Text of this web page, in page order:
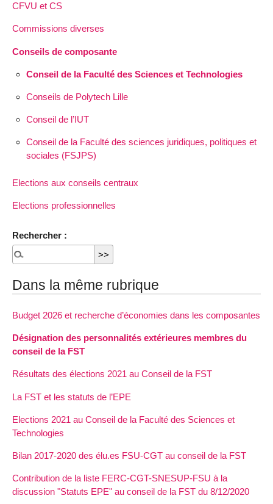
CFVU et CS
Commissions diverses
Conseils de composante
Conseil de la Faculté des Sciences et Technologies
Conseils de Polytech Lille
Conseil de l’IUT
Conseil de la Faculté des sciences juridiques, politiques et
sociales (FSJPS)
Elections aux conseils centraux
Elections professionnelles
Rechercher :
Dans la même rubrique
Budget 2026 et recherche d’économies dans les composantes
Désignation des personnalités extérieures membres du
conseil de la FST
Résultats des élections 2021 au Conseil de la FST
La FST et les statuts de l’EPE
Elections 2021 au Conseil de la Faculté des Sciences et
Technologies
Bilan 2017-2020 des élu.es FSU-CGT au conseil de la FST
Contribution de la liste FERC-CGT-SNESUP-FSU à la
discussion "Statuts EPE" au conseil de la FST du 8/12/2020